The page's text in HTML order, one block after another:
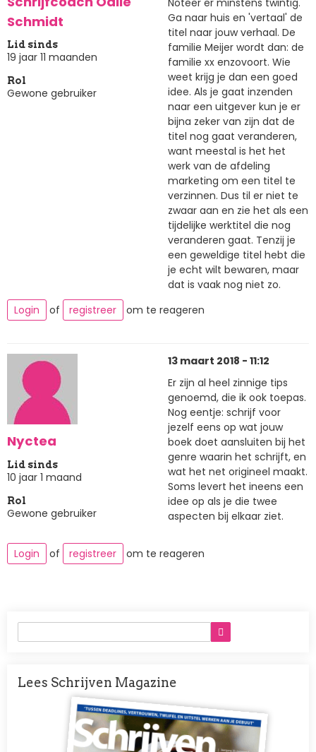
Schmidt
Lid sinds
19 jaar 11 maanden
Rol
Gewone gebruiker
Ga naar huis en 'vertaal' de
titel naar jouw verhaal. De
familie Meijer wordt dan: de
familie xx enzovoort. Wie
weet krijg je dan een goed
idee. Als je gaat inzenden
naar een uitgever kun je er
bijna zeker van zijn dat de
titel nog gaat veranderen,
want meestal is het het
werk van de afdeling
marketing om een titel te
verzinnen. Dus til er niet te
zwaar aan en zie het als een
tijdelijke werktitel die nog
veranderen gaat. Tenzij je
een geweldige titel hebt die
je echt wilt bewaren, maar
dat is vaak nog niet zo.
Login
of registreer om te reageren
Nyctea
Lid sinds
10 jaar 1 maand
Rol
Gewone gebruiker
13 maart 2018 - 11:12
Er zijn al heel zinnige tips
genoemd, die ik ook toepas.
Nog eentje: schrijf voor
jezelf eens op wat jouw
boek doet aansluiten bij het
genre waarin het schrijft, en
wat het net origineel maakt.
Soms levert het ineens een
idee op als je die twee
aspecten bij elkaar ziet.
Login of registreer om te reageren
Lees Schrijven Magazine
Afbeelding